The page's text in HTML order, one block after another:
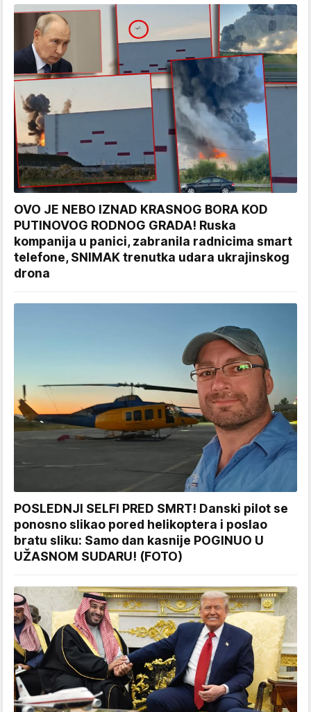
OVO JE NEBO IZNAD KRASNOG BORA KOD
PUTINOVOG RODNOG GRADA! Ruska
kompanija u panici, zabranila radnicima smart
telefone, SNIMAK trenutka udara ukrajinskog
drona
POSLEDNJI SELFI PRED SMRT! Danski pilot se
ponosno slikao pored helikoptera i poslao
bratu sliku: Samo dan kasnije POGINUO U
UŽASNOM SUDARU! (FOTO)